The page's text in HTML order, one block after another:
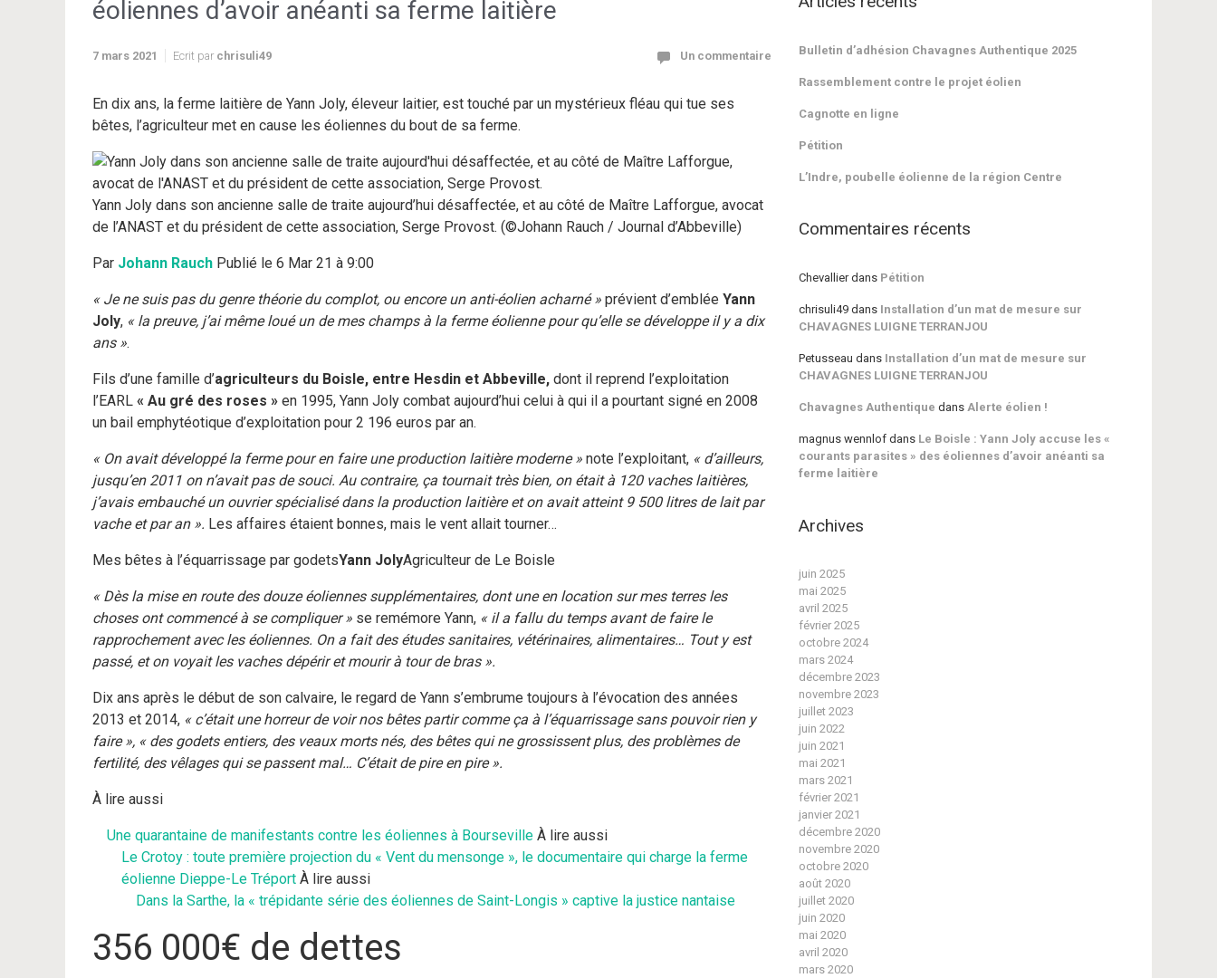
éoliennes d’avoir anéanti sa ferme laitière
7 mars 2021 Ecrit par chrisuli49 Un commentaire
En dix ans, la ferme laitière de Yann Joly, éleveur laitier, est touché par un mystérieux fléau qui tue ses
bêtes, l’agriculteur met en cause les éoliennes du bout de sa ferme.
Yann Joly dans son ancienne salle de traite aujourd’hui désaffectée, et au côté de Maître Lafforgue, avocat
de l’ANAST et du président de cette association, Serge Provost. (©Johann Rauch / Journal d’Abbeville)
Par Johann Rauch Publié le 6 Mar 21 à 9:00
« Je ne suis pas du genre théorie du complot, ou encore un anti-éolien acharné » prévient d’emblée Yann
Joly, « la preuve, j’ai même loué un de mes champs à la ferme éolienne pour qu’elle se développe il y a dix
ans ».
Fils d’une famille d’agriculteurs du Boisle, entre Hesdin et Abbeville, dont il reprend l’exploitation
l’EARL « Au gré des roses » en 1995, Yann Joly combat aujourd’hui celui à qui il a pourtant signé en 2008
un bail emphytéotique d’exploitation pour 2 196 euros par an.
« On avait développé la ferme pour en faire une production laitière moderne » note l’exploitant, « d’ailleurs,
jusqu’en 2011 on n’avait pas de souci. Au contraire, ça tournait très bien, on était à 120 vaches laitières,
j’avais embauché un ouvrier spécialisé dans la production laitière et on avait atteint 9 500 litres de lait par
vache et par an ». Les affaires étaient bonnes, mais le vent allait tourner…
Mes bêtes à l’équarrissage par godetsYann JolyAgriculteur de Le Boisle
« Dès la mise en route des douze éoliennes supplémentaires, dont une en location sur mes terres les
choses ont commencé à se compliquer » se remémore Yann, « il a fallu du temps avant de faire le
rapprochement avec les éoliennes. On a fait des études sanitaires, vétérinaires, alimentaires… Tout y est
passé, et on voyait les vaches dépérir et mourir à tour de bras ».
Dix ans après le début de son calvaire, le regard de Yann s’embrume toujours à l’évocation des années
2013 et 2014, « c’était une horreur de voir nos bêtes partir comme ça à l’équarrissage sans pouvoir rien y
faire », « des godets entiers, des veaux morts nés, des bêtes qui ne grossissent plus, des problèmes de
fertilité, des vêlages qui se passent mal… C’était de pire en pire ».
À lire aussi
Une quarantaine de manifestants contre les éoliennes à Bourseville À lire aussi
Le Crotoy : toute première projection du « Vent du mensonge », le documentaire qui charge la ferme
éolienne Dieppe-Le Tréport À lire aussi
Dans la Sarthe, la « trépidante série des éoliennes de Saint-Longis » captive la justice nantaise
356 000€ de dettes
Bulletin d’adhésion Chavagnes Authentique 2025
Rassemblement contre le projet éolien
Cagnotte en ligne
Pétition
L’Indre, poubelle éolienne de la région Centre
Commentaires récents
Chevallierdans Pétition
chrisuli49 dans Installation d’un mat de mesure sur
CHAVAGNES LUIGNE TERRANJOU
Petusseau dans Installation d’un mat de mesure sur
CHAVAGNES LUIGNE TERRANJOU
Chavagnes Authentique dans Alerte éolien !
magnus wennlof dans Le Boisle : Yann Joly accuse les «
courants parasites » des éoliennes d’avoir anéanti sa
ferme laitière
Archives
juin 2025
mai 2025
avril 2025
février 2025
octobre 2024
mars 2024
décembre 2023
novembre 2023
juillet 2023
juin 2022
juin 2021
mai 2021
mars 2021
février 2021
janvier 2021
décembre 2020
novembre 2020
octobre 2020
août 2020
juillet 2020
juin 2020
mai 2020
avril 2020
mars 2020